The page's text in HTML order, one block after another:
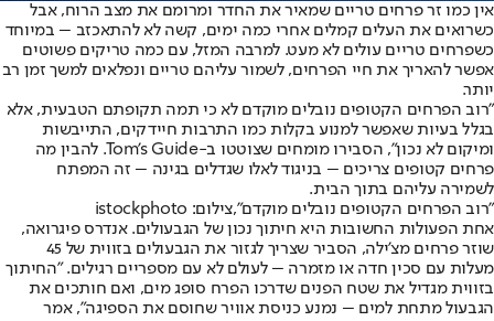
אין כמו זר פרחים טריים שמאיר את החדר ומרומם את מצב הרוח, אבל
כשרואים את העלים קמלים אחרי כמה ימים, קשה לא להתאכזב – במיוחד
כשפרחים טריים עולים לא מעט. למרבה המזל, עם כמה טריקים פשוטים
אפשר להאריך את חיי הפרחים, לשמור עליהם טריים ונפלאים למשך זמן רב
יותר.
"רוב הפרחים הקטופים נובלים מוקדם לא כי תמה תקופתם הטבעית, אלא
בגלל בעיות שאפשר למנוע בקלות כמו התרבות חיידקים, התייבשות
ומיקום לא נכון", הסבירו מומחים שצוטטו ב-Tom's Guide. להבין מה
פרחים קטופים צריכים – בניגוד לאלו שגדלים בגינה – זה המפתח
לשמירה עליהם בתוך הבית.
"רוב הפרחים הקטופים נובלים מוקדם",צילום: istockphoto
אחת הפעולות החשובות היא חיתוך נכון של הגבעולים. אנדרס פיגרואה,
שוזר פרחים מצ’ילה, הסביר שצריך לגזור את הגבעולים בזווית של 45
מעלות עם סכין חדה או מזמרה – לעולם לא עם מספריים רגילים. "החיתוך
בזווית מגדיל את שטח הפנים שדרכו הפרח סופג מים, ואם חותכים את
הגבעול מתחת למים – נמנע כניסת אוויר שחוסם את הספיגה", אמר